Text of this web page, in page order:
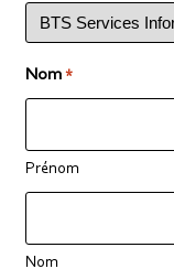
Nom *
Prénom
Nom